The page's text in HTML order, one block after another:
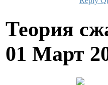
Теория
01 Март